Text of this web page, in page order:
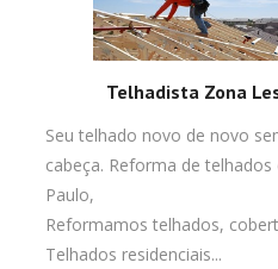
Telhadista Zona
Seu telhado novo de novo
cabeça. Reforma de telhados
Paulo,
Reformamos telhados,
Telhados residenciais...